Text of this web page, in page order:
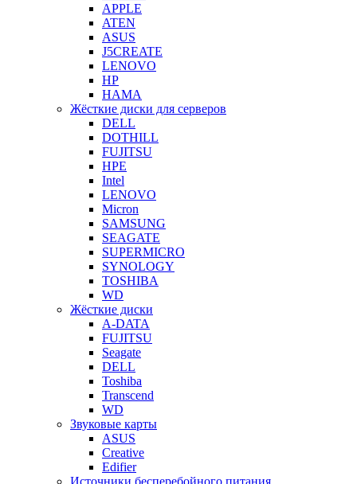
APPLE
ATEN
ASUS
J5CREATE
LENOVO
HP
HAMA
Жёсткие диски для серверов
DELL
DOTHILL
FUJITSU
HPE
Intel
LENOVO
Micron
SAMSUNG
SEAGATE
SUPERMICRO
SYNOLOGY
TOSHIBA
WD
Жёсткие диски
A-DATA
FUJITSU
Seagate
DELL
Toshiba
Transcend
WD
Звуковые карты
ASUS
Creative
Edifier